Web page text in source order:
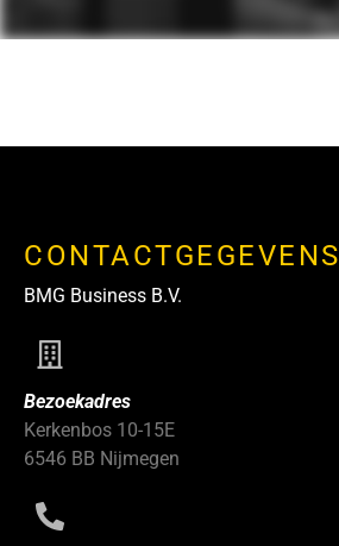
CONTACTGEGEVENS
BMG Business B.V.
Bezoekadres
Kerkenbos 10-15E
6546 BB Nijmegen